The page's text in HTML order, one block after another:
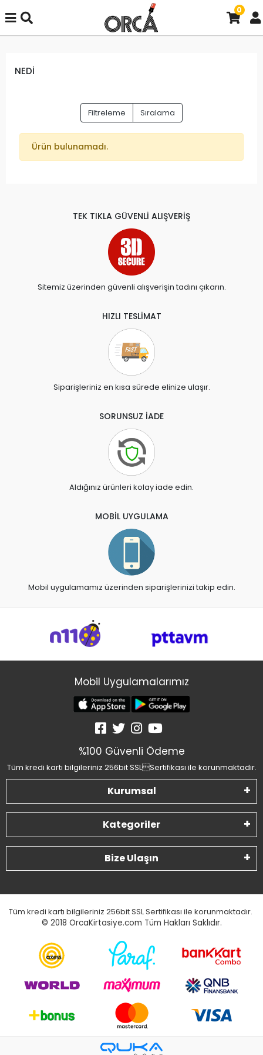
0
NEDİ
Filtreleme Sıralama
Ürün bulunamadı.
TEK TIKLA GÜVENLİ ALIŞVERİŞ
Sitemiz üzerinden güvenli alışverişin tadını çıkarın.
HIZLI TESLİMAT
Siparişleriniz en kısa sürede elinize ulaşır.
SORUNSUZ İADE
Aldığınız ürünleri kolay iade edin.
MOBİL UYGULAMA
Mobil uygulamamız üzerinden siparişlerinizi takip edin.
Mobil Uygulamalarımız
%100 Güvenli Ödeme
Tüm kredi kartı bilgileriniz 256bit SSLSertifikası ile korunmaktadır.
Kurumsal
Kategoriler
Bize Ulaşın
Tüm kredi kartı bilgileriniz 256bit SSL Sertifikası ile korunmaktadır.
© 2018 OrcaKirtasiye.com Tüm Hakları Saklıdır.